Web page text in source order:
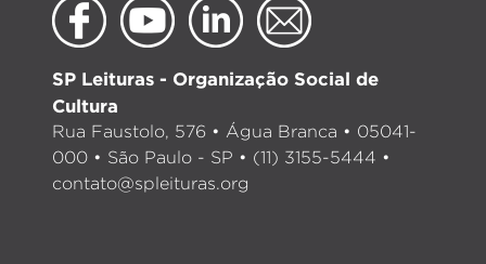
SP Leituras - Organização Social de
Cultura
Rua Faustolo, 576 • Água Branca • 05041-
000 • São Paulo - SP • (11) 3155-5444 •
contato@spleituras.org